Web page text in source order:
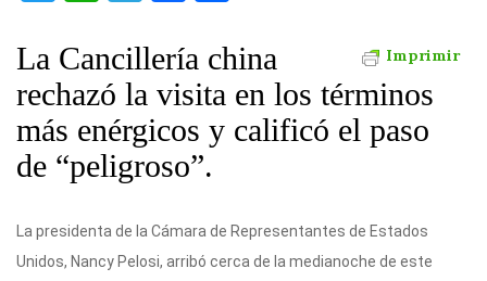
it
te
r
at
s
A
p
p
e
gr
a
m
c
e
b
o
k
m
p
ar
Imprimir
La Cancillería china
rechazó la visita en los términos
más enérgicos y calificó el paso
de “peligroso”.
La presidenta de la Cámara de Representantes de Estados
Unidos, Nancy Pelosi, arribó cerca de la medianoche de este